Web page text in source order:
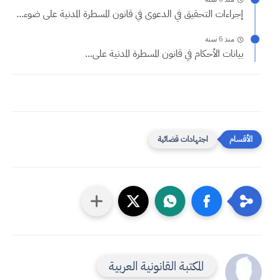
إجراءات التحقيق في الدعوى في قانون المسطرة المدنية على ضوء...
منذ 6 سنة
بيانات الأحكام في قانون المسطرة المدنية على...
اجتهادات قضائية
المكتبة القانونية العربية